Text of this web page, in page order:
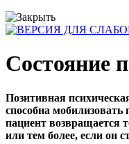
Состояние
Позитивная
способна
пациент возвращается
или тем более, если он